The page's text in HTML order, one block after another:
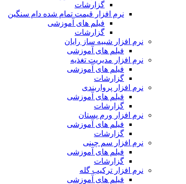
گزارشات
نرم افزار قیمت تمام شده دام سنگین
فیلم های آموزشی
گزارشات
نرم افزار شبیه ساز رایان
فیلم های آموزشی
نرم افزار مدیریت تغذیه
فیلم های آموزشی
گزارشات
نرم افزار پرواربندی
فیلم های آموزشی
گزارشات
نرم افزار ورم پستان
فیلم های آموزشی
گزارشات
نرم افزار سم چینی
فیلم های آموزشی
گزارشات
نرم افزار ترکیب گله
فیلم های آموزشی